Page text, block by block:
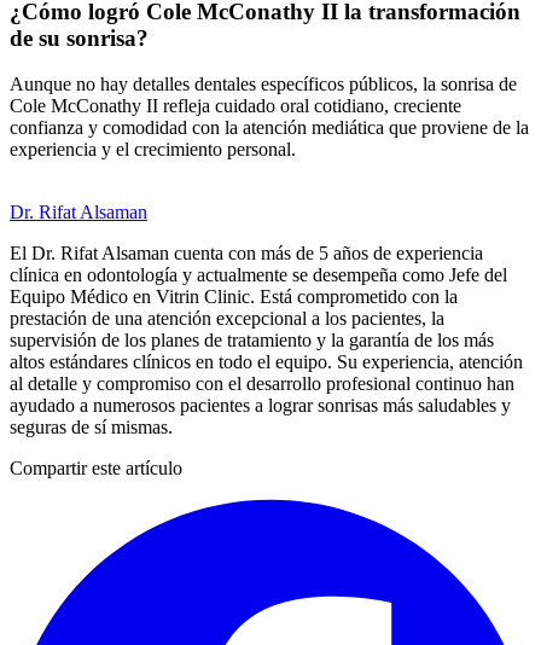
¿Cómo logró Cole McConathy II la transformación
de su sonrisa?
Aunque no hay detalles dentales específicos públicos, la sonrisa de
Cole McConathy II refleja cuidado oral cotidiano, creciente
confianza y comodidad con la atención mediática que proviene de la
experiencia y el crecimiento personal.
Dr. Rifat Alsaman
El Dr. Rifat Alsaman cuenta con más de 5 años de experiencia
clínica en odontología y actualmente se desempeña como Jefe del
Equipo Médico en Vitrin Clinic. Está comprometido con la
prestación de una atención excepcional a los pacientes, la
supervisión de los planes de tratamiento y la garantía de los más
altos estándares clínicos en todo el equipo. Su experiencia, atención
al detalle y compromiso con el desarrollo profesional continuo han
ayudado a numerosos pacientes a lograr sonrisas más saludables y
seguras de sí mismas.
Compartir este artículo